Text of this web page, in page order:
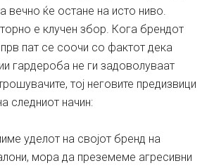
вечно ќе остане на исто ниво.
е клучен збор. Кога брендот
пат се соочи со фактот дека
гардероба не ги задоволуваат
тој неговите предизвици
следниот начин:
уделот на својот бренд на
мора да преземеме агресивни